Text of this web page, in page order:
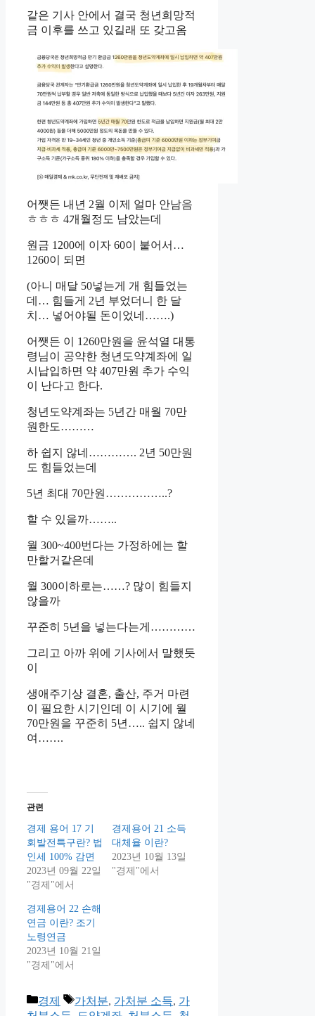
같은 기사 안에서 결국 청년희망적
금 이후를 쓰고 있길래 또 갖고옴
어쨋든 내년 2월 이제 얼마 안남음
ㅎㅎㅎ 4개월정도 남았는데
원금 1200에 이자 60이 붙어서…
1260이 되면
(아니 매달 50넣는게 개 힘들었는
데… 힘들게 2년 부었더니 한 달
치… 넣어야될 돈이었네…….)
어쨋든 이 1260만원을 윤석열 대통
령님이 공약한 청년도약계좌에 일
시납입하면 약 407만원 추가 수익
이 난다고 한다.
청년도약계좌는 5년간 매월 70만
원한도………
하 쉽지 않네…………. 2년 50만원
도 힘들었는데
5년 최대 70만원……………..?
할 수 있을까……..
월 300~400번다는 가정하에는 할
만할거같은데
월 300이하로는……? 많이 힘들지
않을까
꾸준히 5년을 넣는다는게…………
그리고 아까 위에 기사에서 말했듯
이
생애주기상 결혼, 출산, 주거 마련
이 필요한 시기인데 이 시기에 월
70만원을 꾸준히 5년….. 쉽지 않네
여…….
관련
경제 용어 17 기
회발전특구란? 법
인세 100% 감면
2023년 09월 22일
"경제"에서
경제용어 21 소득
대체율 이란?
2023년 10월 13일
"경제"에서
경제용어 22 손해
연금 이란? 조기
노령연금
2023년 10월 21일
"경제"에서
Categories
경제 Tags
가처분, 가처분 소득, 가